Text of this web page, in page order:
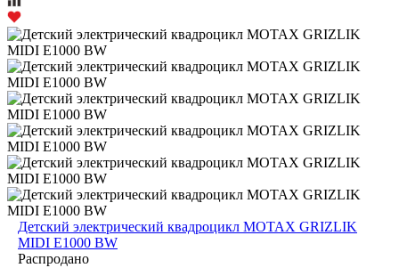
Детский электрический квадроцикл MOTAX GRIZLIK
MIDI E1000 BW
Распродано